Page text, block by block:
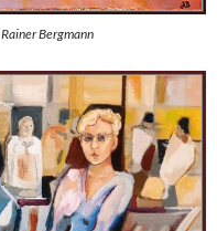
Bergmann